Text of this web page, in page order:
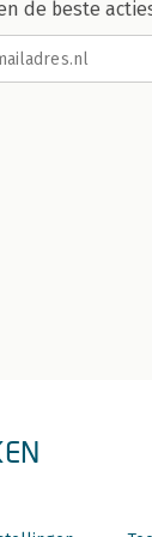
de beste